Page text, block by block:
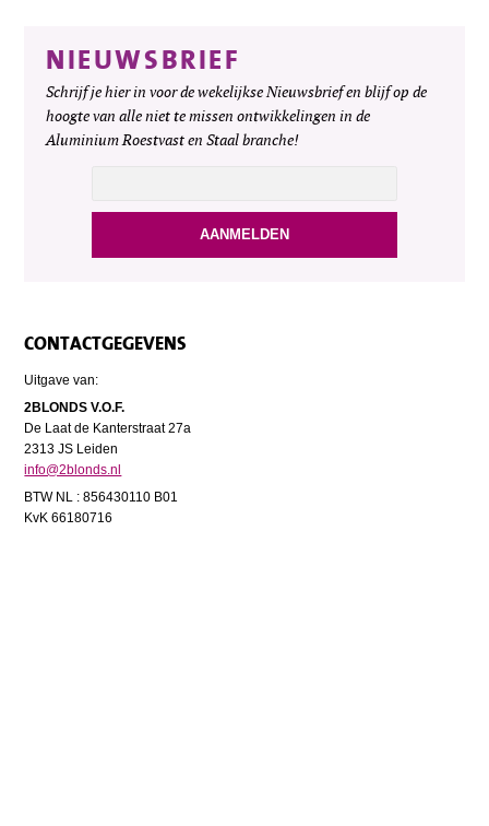
NIEUWSBRIEF
Schrijf je hier in voor de wekelijkse Nieuwsbrief en blijf op de
hoogte van alle niet te missen ontwikkelingen in de
Aluminium Roestvast en Staal branche!
CONTACTGEGEVENS
Uitgave van:
2BLONDS V.O.F.
De Laat de Kanterstraat 27a
2313 JS Leiden
info@2blonds.nl
BTW NL : 856430110 B01
KvK 66180716